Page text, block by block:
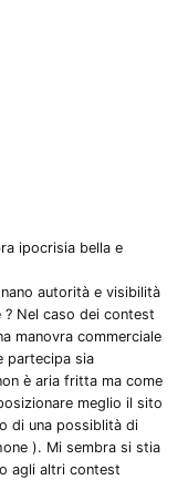
ipocrisia bella e
autorità e visibilità
Nel caso dei contest
manovra commerciale
partecipa sia
è aria fritta ma come
meglio il sito
di una possiblità di
). Mi sembra si stia
agli altri contest